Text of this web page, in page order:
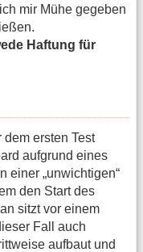
mir Mühe gegeben
Haftung für
ersten Test
aufgrund eines
einer „unwichtigen“
den Start des
sitzt vor einem
Fall auch
aufbaut und